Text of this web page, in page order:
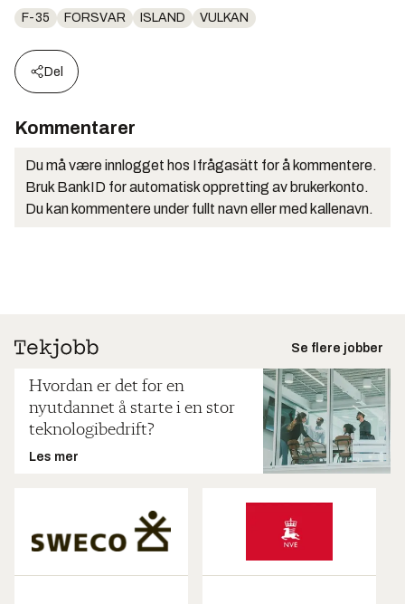
F-35 FORSVAR ISLAND VULKAN
Del
Kommentarer
Du må være innlogget hos Ifrågasätt for å kommentere.
Bruk BankID for automatisk oppretting av brukerkonto.
Du kan kommentere under fullt navn eller med kallenavn.
Se flere jobber
Hvordan er det for en
nyutdannet å starte i en stor
teknologibedrift?
Les mer